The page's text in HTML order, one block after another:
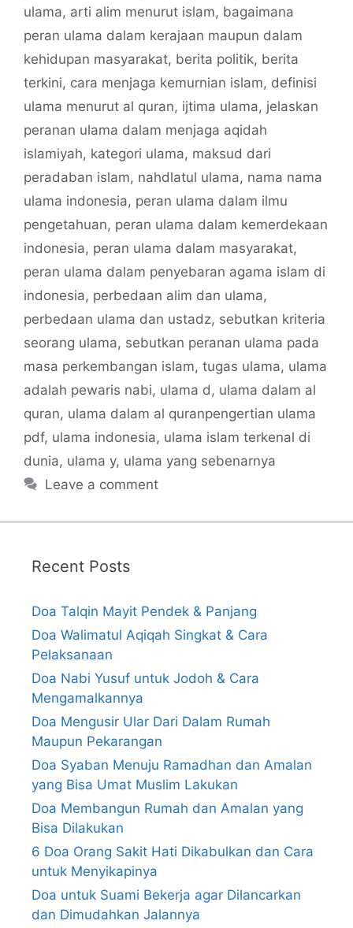
ulama, arti alim menurut islam, bagaimana
peran ulama dalam kerajaan maupun dalam
kehidupan masyarakat, berita politik, berita
terkini, cara menjaga kemurnian islam, definisi
ulama menurut al quran, ijtima ulama, jelaskan
peranan ulama dalam menjaga aqidah
islamiyah, kategori ulama, maksud dari
peradaban islam, nahdlatul ulama, nama nama
ulama indonesia, peran ulama dalam ilmu
pengetahuan, peran ulama dalam kemerdekaan
indonesia, peran ulama dalam masyarakat,
peran ulama dalam penyebaran agama islam di
indonesia, perbedaan alim dan ulama,
perbedaan ulama dan ustadz, sebutkan kriteria
seorang ulama, sebutkan peranan ulama pada
masa perkembangan islam, tugas ulama, ulama
adalah pewaris nabi, ulama d, ulama dalam al
quran, ulama dalam al quranpengertian ulama
pdf, ulama indonesia, ulama islam terkenal di
dunia, ulama y, ulama yang sebenarnya
Leave a comment
Recent Posts
Doa Talqin Mayit Pendek & Panjang
Doa Walimatul Aqiqah Singkat & Cara
Pelaksanaan
Doa Nabi Yusuf untuk Jodoh & Cara
Mengamalkannya
Doa Mengusir Ular Dari Dalam Rumah
Maupun Pekarangan
Doa Syaban Menuju Ramadhan dan Amalan
yang Bisa Umat Muslim Lakukan
Doa Membangun Rumah dan Amalan yang
Bisa Dilakukan
6 Doa Orang Sakit Hati Dikabulkan dan Cara
untuk Menyikapinya
Doa untuk Suami Bekerja agar Dilancarkan
dan Dimudahkan Jalannya